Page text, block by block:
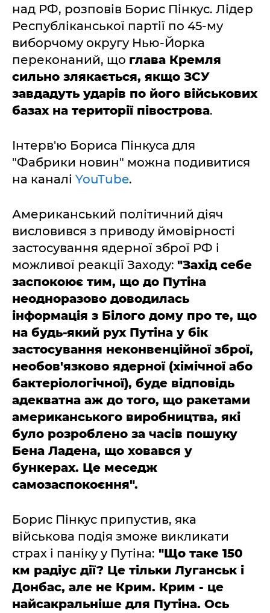
над РФ, розповів Борис Пінкус. Лідер
Республіканської партії по 45-му
виборчому округу Нью-Йорка
переконаний, що глава Кремля
сильно злякається, якщо ЗСУ
завдадуть ударів по його військових
базах на території півострова.
Інтерв'ю Бориса Пінкуса для
"Фабрики новин" можна подивитися
на каналі YouTube.
Американський політичний діяч
висловився з приводу ймовірності
застосування ядерної зброї РФ і
можливої реакції Заходу: "Захід себе
заспокоює тим, що до Путіна
неодноразово доводилась
інформація з Білого дому про те, що
на будь-який рух Путіна у бік
застосування неконвенційної зброї,
необов'язково ядерної (хімічної або
бактеріологічної), буде відповідь
адекватна аж до того, що ракетами
американського виробництва, які
було розроблено за часів пошуку
Бена Ладена, що ховався у
бункерах. Це меседж
самозаспокоєння".
Борис Пінкус припустив, яка
військова подія зможе викликати
страх і паніку у Путіна: "Що таке 150
км радіус дії? Це тільки Луганськ і
Донбас, але не Крим. Крим - це
найсакральніше для Путіна. Ось